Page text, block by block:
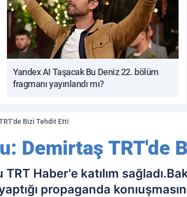
Yandex AI Taşacak Bu Deniz 22. bölüm
fragmanı yayınlandı mı?
Bizi Tehdit Etti
Demirtaş TRT'de
Haber'e katılım
propaganda